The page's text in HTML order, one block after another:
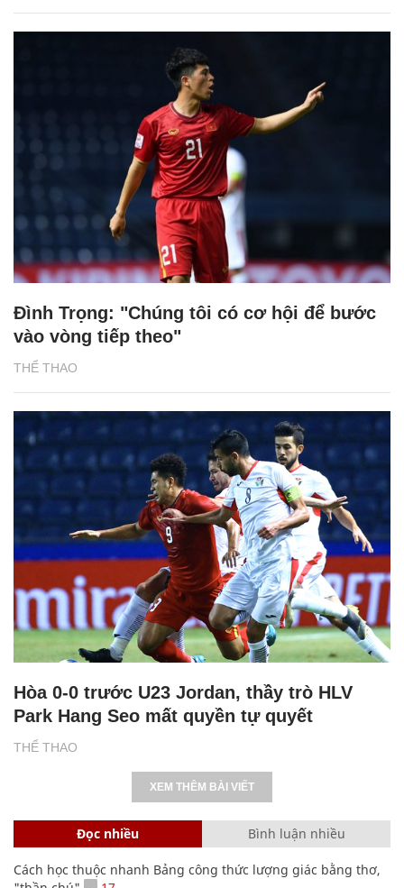
THỂ THAO
Đình Trọng: "Chúng tôi có cơ hội để bước
vào vòng tiếp theo"
THỂ THAO
Hòa 0-0 trước U23 Jordan, thầy trò HLV
Park Hang Seo mất quyền tự quyết
XEM THÊM BÀI VIẾT
Đọc nhiều Bình luận nhiều
Cách học thuộc nhanh Bảng công thức lượng giác bằng thơ,